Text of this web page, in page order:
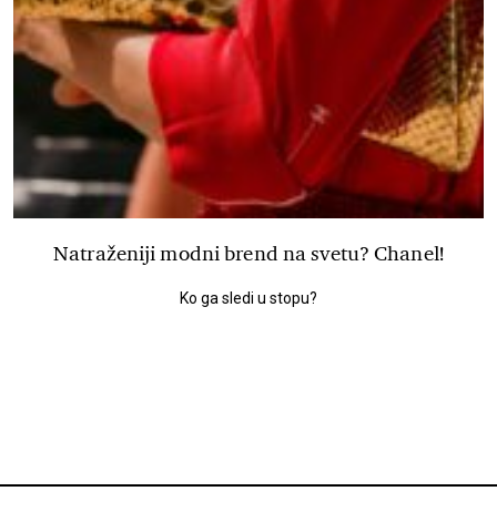
Natraženiji modni brend na svetu? Chanel!
Ko ga sledi u stopu?